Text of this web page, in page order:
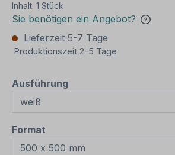
Inhalt: 1 Stück
Sie benötigen ein Angebot?
Lieferzeit 5-7 Tage
Produktionszeit 2-5 Tage
Ausführungauswählen
Format